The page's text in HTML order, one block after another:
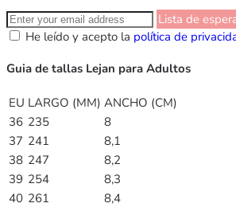
Lista de
He leído y acepto la política de
Guia de tallas Lejan para Adultos
EU LARGO (MM) ANCHO (CM)
36 235
8
37 241
8,1
38 247
8,2
39 254
8,3
40 261
8,4